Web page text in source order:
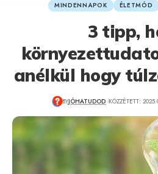
MINDENNAPOK ÉLETMÓD
3 tipp,
anélkül hogy
BYJÓHATUDOD KÖZZÉTETT: